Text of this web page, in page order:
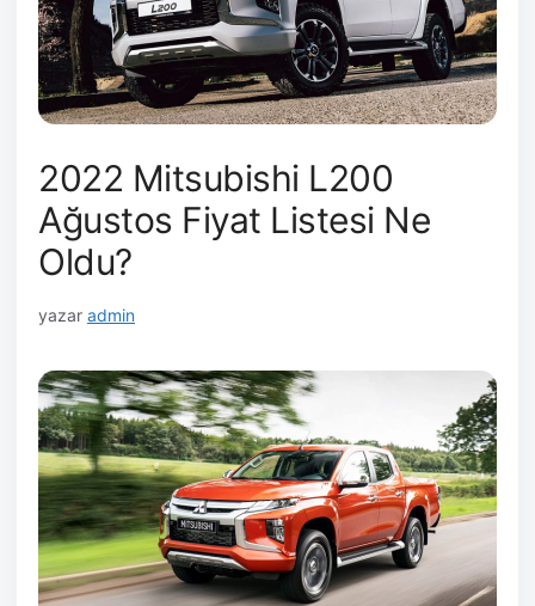
2022 Mitsubishi L200
Ağustos Fiyat Listesi Ne
Oldu?
yazar admin